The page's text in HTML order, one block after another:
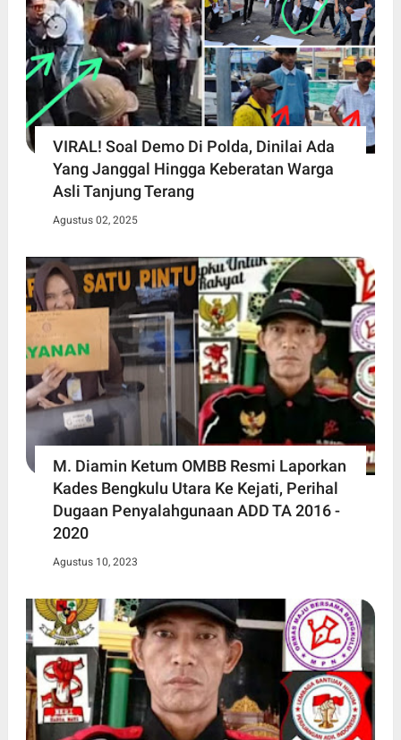
VIRAL! Soal Demo Di Polda, Dinilai Ada
Yang Janggal Hingga Keberatan Warga
Asli Tanjung Terang
Agustus 02, 2025
M. Diamin Ketum OMBB Resmi Laporkan
Kades Bengkulu Utara Ke Kejati, Perihal
Dugaan Penyalahgunaan ADD TA 2016 -
2020
Agustus 10, 2023